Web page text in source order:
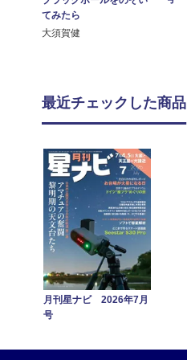
てみたら
大須賀健
最近チェックした商品
月刊星ナビ 2026年7月
号